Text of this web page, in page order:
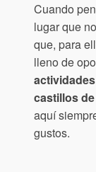
Cuando
lugar que
que, para
lleno de
castillos
aquí
gustos.